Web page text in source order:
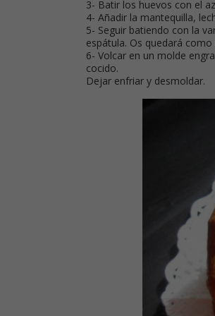
3- Batir los huevos con el
4- Añadir la mantequilla,
5- Seguir batiendo con la
espátula. Os quedará
6- Volcar en un molde
cocido.
Dejar enfriar y desmoldar.